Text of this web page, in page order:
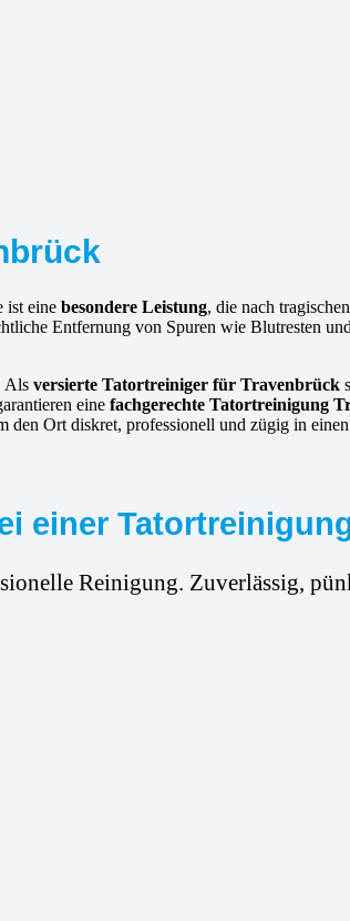
ist eine besondere Leistung, die nach
Entfernung von Spuren wie Blutresten
Als versierte Tatortreiniger für Travenbrück
eine fachgerechte Tatortreinigung
den Ort diskret, professionell und zügig in einen
einer
Reinigung. Zuverlässig,